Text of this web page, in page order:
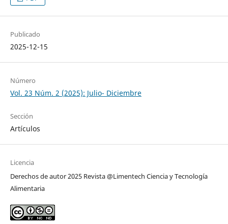
Publicado
2025-12-15
Número
Vol. 23 Núm. 2 (2025): Julio- Diciembre
Sección
Artículos
Licencia
Derechos de autor 2025 Revista @Limentech Ciencia y Tecnología
Alimentaria